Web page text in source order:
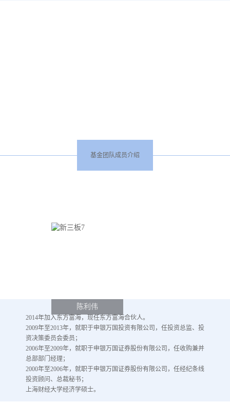
基金团队成员介绍
陈利伟
2014年加入东方富海，现任东方富海合伙人。
2009年至2013年，就职于申银万国投资有限公司，任投资总监、投
资决策委员会委员；
2006年至2009年，就职于申银万国证券股份有限公司，任收购兼并
总部部门经理；
2000年至2006年，就职于申银万国证券股份有限公司，任经纪条线
投资顾问、总裁秘书；
上海财经大学经济学硕士。